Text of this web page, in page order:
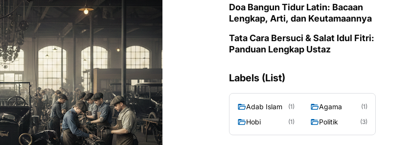
Doa Bangun Tidur Latin: Bacaan
Lengkap, Arti, dan Keutamaannya
Tata Cara Bersuci & Salat Idul Fitri:
Panduan Lengkap Ustaz
Labels (List)
Adab Islam (1) Agama (1)
Hobi (1) Politik (3)